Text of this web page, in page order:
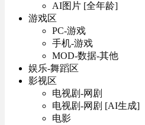
AI图片 [全年龄]
游戏区
PC-游戏
手机-游戏
MOD-数据-其他
娱乐-舞蹈区
影视区
电视剧-网剧
电视剧-网剧 [AI生成]
电影